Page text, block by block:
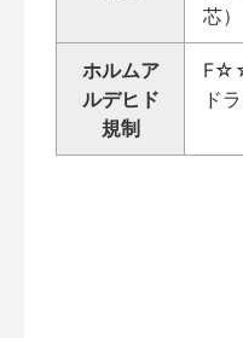
芯）
ホルムア
ルデヒド
規制
ド